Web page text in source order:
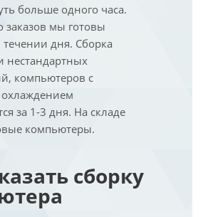
больше одного часа.
заказов мы готовы
дня. Сборка
компьютеров с
за 1-3 дня. На складе
компьютеры.
сборку